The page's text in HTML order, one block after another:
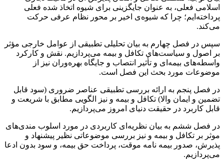
اسلامی فعلی، به عنوان جایگزینی برای شیوه اتخاذ شده فعلی
پرداخته‌ایم؛ چرا که شیوه‌ی اخیر بر محور نظام عرفی حرکت
می‌کند.
سپس در فصل چهارم به بیان تحلیلی تطبیقی از عوامل خارجی مؤثر
بر اصول و سیاست‌های تکافل و بیمه می‌پردازیم. نقش و کارکرد
واسطه‌های بیمه‌ای و تأثیر انتصاب و جایگاه بهره‌وران نیز از
موضوعات مورد بحث این فصل است.
در فصل پنجم به ارائه بررسی تطبیقی عناصر ضروری (سود قابل
تضمین و ایمان والا) تکافل و بیمه و نیز الگویی مطابق با شریعت و
قابل کاربرد در حقیقت دنیای امروز می‌پردازیم.
در فصل ششم به بیان نظریه‌ای کاربردی در مورد اسلوب مندی‌های
موثر بر تکافل و بیمه و نیز بررسی موضوعاتی نظیر پیشنهاد و
پذیرش، صدور بیمه نامه موقت، پرداخت حق بیمه، و سود بدون ادعا
می‌پردازیم.